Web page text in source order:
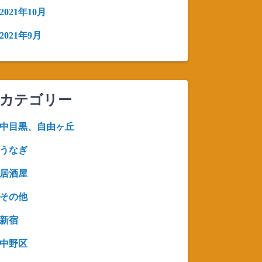
2021年10月
2021年9月
カテゴリー
中目黒、自由ヶ丘
うなぎ
居酒屋
その他
新宿
中野区